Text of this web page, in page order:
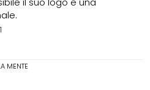
MENTE